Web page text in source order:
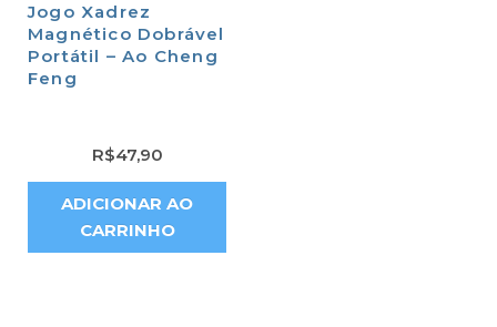
Jogo Xadrez
Magnético Dobrável
Portátil – Ao Cheng
Feng
R$47,90
ADICIONAR AO
CARRINHO